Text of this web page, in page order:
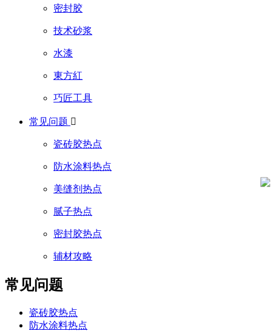
密封胶
技术砂浆
水漆
東方紅
巧匠工具
常见问题 
瓷砖胶热点
防水涂料热点
美缝剂热点
腻子热点
密封胶热点
辅材攻略
常见问题
瓷砖胶热点
防水涂料热点